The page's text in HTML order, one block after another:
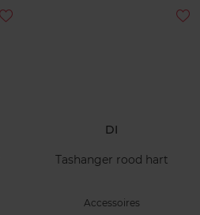
DI
Tashanger rood hart
Accessoires